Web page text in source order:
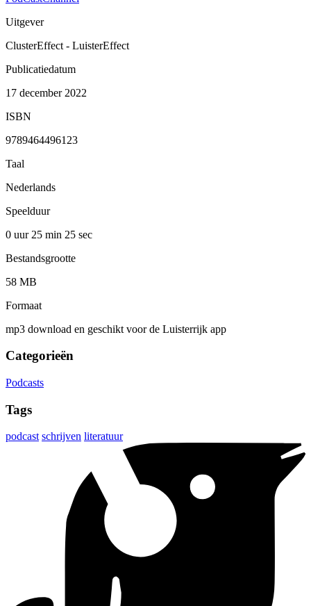
Uitgever
ClusterEffect - LuisterEffect
Publicatiedatum
17 december 2022
ISBN
9789464496123
Taal
Nederlands
Speelduur
0 uur 25 min 25 sec
Bestandsgrootte
58 MB
Formaat
mp3 download en geschikt voor de Luisterrijk app
Categorieën
Podcasts
Tags
podcast schrijven literatuur